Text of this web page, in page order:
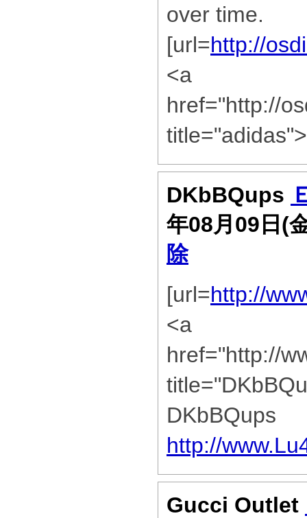
over time.
[url=http://
<a
href="http://
DKbBQups
年08月09日(
除
[url=http://
<a
href="http://
DKbBQups
http://
Gucci Outlet